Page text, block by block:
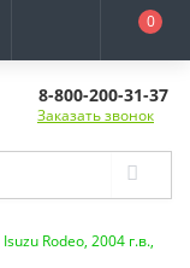
0
8-800-200-31-37
Заказать звонок
Isuzu Rodeo, 2004 г.в.,